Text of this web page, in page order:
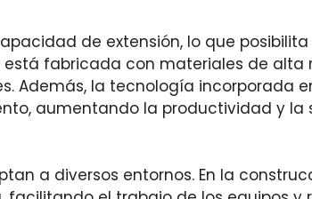
de extensión, lo que
fabricada con materiales de alta
Además, la tecnología incorporada
aumentando la productividad y la
a diversos entornos. En la